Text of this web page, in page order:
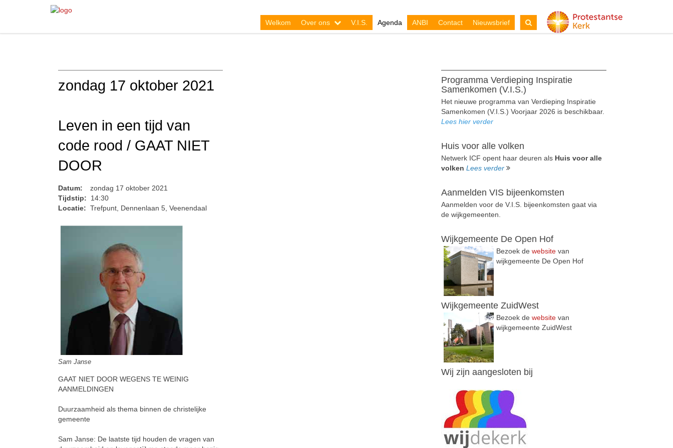
Welkom Over ons V.I.S. Agenda ANBI Contact Nieuwsbrief
zondag 17 oktober 2021
Leven in een tijd van
code rood / GAAT NIET
DOOR
Datum:
zondag 17 oktober 2021
Tijdstip:
14:30
Locatie: Trefpunt, Dennenlaan 5, Veenendaal
Sam Janse
GAAT NIET DOOR WEGENS TE WEINIG
AANMELDINGEN
Duurzaamheid als thema binnen de christelijke
gemeente
Sam Janse: De laatste tijd houden de vragen van
Programma Verdieping Inspiratie
Samenkomen (V.I.S.)
Het nieuwe programma van Verdieping Inspiratie
Samenkomen (V.I.S.) Voorjaar 2026 is beschikbaar.
Lees hier verder
Huis voor alle volken
Netwerk ICF opent haar deuren als Huis voor alle
volkenLees verder
Aanmelden VIS bijeenkomsten
Aanmelden voor de V.I.S. bijeenkomsten gaat via
de wijkgemeenten.
Wijkgemeente De Open Hof
Bezoek dewebsite van
wijkgemeente De Open Hof
Wijkgemeente ZuidWest
Bezoek dewebsite van
wijkgemeente ZuidWest
Wij zijn aangesloten bij